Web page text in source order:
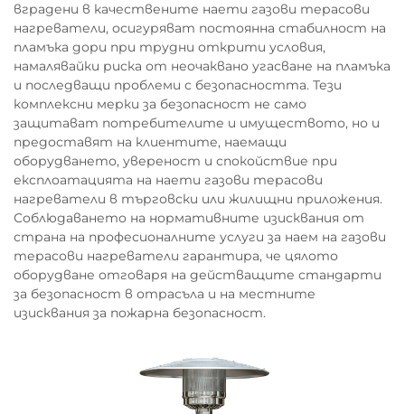
вградени в качествените наети газови терасови
нагреватели, осигуряват постоянна стабилност на
пламъка дори при трудни открити условия,
намалявайки риска от неочаквано угасване на пламъка
и последващи проблеми с безопасността. Тези
комплексни мерки за безопасност не само
защитават потребителите и имуществото, но и
предоставят на клиентите, наемащи
оборудването, увереност и спокойствие при
експлоатацията на наети газови терасови
нагреватели в търговски или жилищни приложения.
Соблюдаването на нормативните изисквания от
страна на професионалните услуги за наем на газови
терасови нагреватели гарантира, че цялото
оборудване отговаря на действащите стандарти
за безопасност в отрасъла и на местните
изисквания за пожарна безопасност.